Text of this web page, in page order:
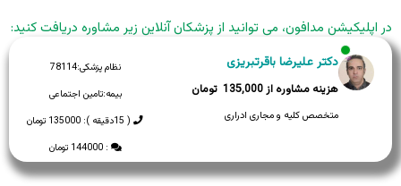
در اپلیکیشن مدافون، می توانید از پزشکان آنلاین زیر مشاوره دریافت کنید:
نظام پزشکی:78114
بیمه:تامین اجتماعی
( 15دقیقه ): 135000 تومان
: 144000 تومان
دکتر علیرضا باقرتبریزی
135,000
متخصص کلیه و مجاری ادراری